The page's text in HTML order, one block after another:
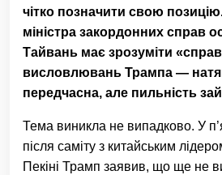
чітко позначити свою
міністра закордонних справ
Тайвань має зрозуміти
висловлювань Трампа —
передчасна, але пильність
Тема виникла не випадково. У
після саміту з китайським
Пекіні Трамп заявив, що ще не